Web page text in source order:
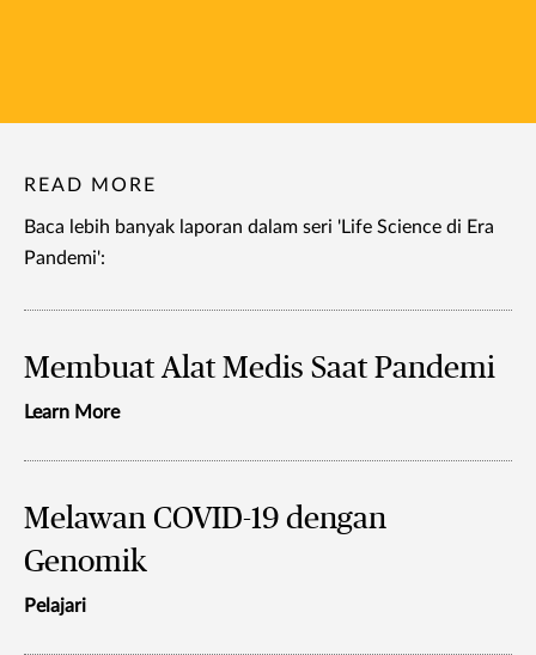
READ MORE
Baca lebih banyak laporan dalam seri 'Life Science di Era
Pandemi':
Membuat Alat Medis Saat Pandemi
Learn More
Melawan COVID-19 dengan
Genomik
Pelajari